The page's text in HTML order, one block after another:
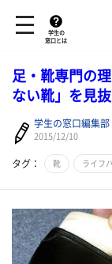
学生の
窓口とは
足・靴専門の
ない靴」を見
学生の窓口編集部
2015/12/10
タグ： 靴 ライフ